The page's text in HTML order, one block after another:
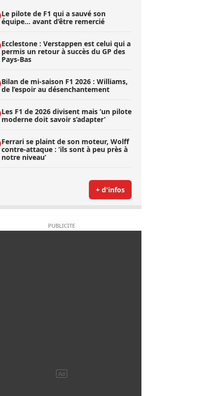
Le pilote de F1 qui a sauvé son
équipe… avant d’être remercié
Ecclestone : Verstappen est celui qui a
permis un retour à succès du GP des
Pays-Bas
Bilan de mi-saison F1 2026 : Williams,
de l’espoir au désenchantement
Les F1 de 2026 divisent mais ’un pilote
moderne doit savoir s’adapter’
Ferrari se plaint de son moteur, Wolff
contre-attaque : ’ils sont à peu près à
notre niveau’
+ d'infos